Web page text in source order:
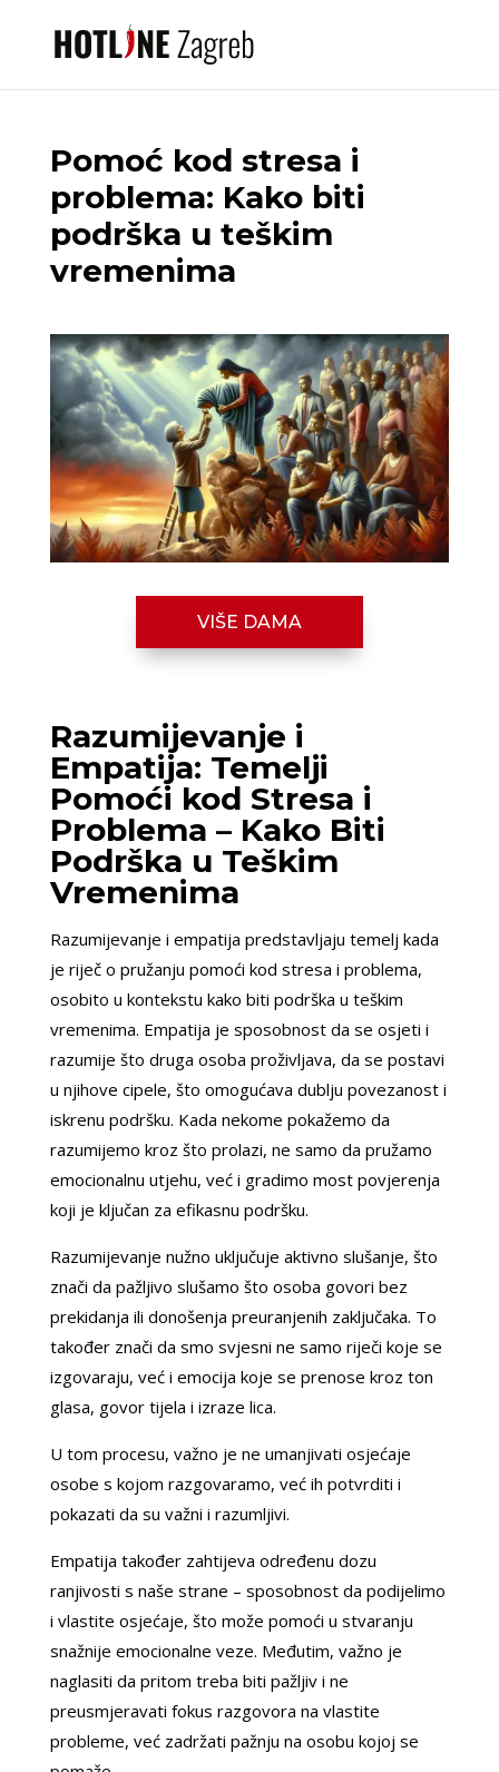
Pomoć kod stresa i
problema: Kako biti
podrška u teškim
vremenima
VIŠE DAMA
Razumijevanje i
Empatija: Temelji
Pomoći kod Stresa i
Problema – Kako Biti
Podrška u Teškim
Vremenima
Razumijevanje i empatija predstavljaju temelj kada
je riječ o pružanju pomoći kod stresa i problema,
osobito u kontekstu kako biti podrška u teškim
vremenima. Empatija je sposobnost da se osjeti i
razumije što druga osoba proživljava, da se postavi
u njihove cipele, što omogućava dublju povezanost i
iskrenu podršku. Kada nekome pokažemo da
razumijemo kroz što prolazi, ne samo da pružamo
emocionalnu utjehu, već i gradimo most povjerenja
koji je ključan za efikasnu podršku.
Razumijevanje nužno uključuje aktivno slušanje, što
znači da pažljivo slušamo što osoba govori bez
prekidanja ili donošenja preuranjenih zaključaka. To
također znači da smo svjesni ne samo riječi koje se
izgovaraju, već i emocija koje se prenose kroz ton
glasa, govor tijela i izraze lica.
U tom procesu, važno je ne umanjivati osjećaje
osobe s kojom razgovaramo, već ih potvrditi i
pokazati da su važni i razumljivi.
Empatija također zahtijeva određenu dozu
ranjivosti s naše strane – sposobnost da podijelimo
i vlastite osjećaje, što može pomoći u stvaranju
snažnije emocionalne veze. Međutim, važno je
naglasiti da pritom treba biti pažljiv i ne
preusmjeravati fokus razgovora na vlastite
probleme, već zadržati pažnju na osobu kojoj se